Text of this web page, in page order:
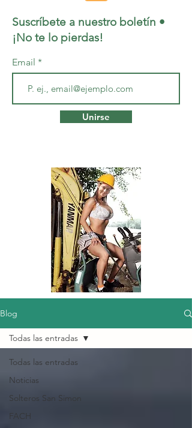
Suscríbete a nuestro boletín •
¡No te lo pierdas!
Email
Unirse
Blog
Todas las entradas
Noticias
Solteros San Simon
FACH
Todas las entradas